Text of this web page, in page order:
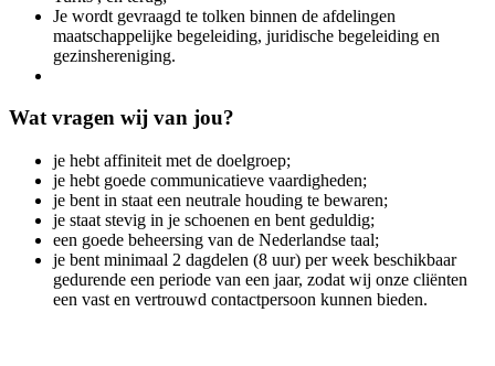
Je wordt gevraagd te tolken binnen de afdelingen
maatschappelijke begeleiding, juridische begeleiding en
gezinshereniging.
Wat vragen wij van jou?
je hebt affiniteit met de doelgroep;
je hebt goede communicatieve vaardigheden;
je bent in staat een neutrale houding te bewaren;
je staat stevig in je schoenen en bent geduldig;
een goede beheersing van de Nederlandse taal;
je bent minimaal 2 dagdelen (8 uur) per week beschikbaar
gedurende een periode van een jaar, zodat wij onze cliënten
een vast en vertrouwd contactpersoon kunnen bieden.